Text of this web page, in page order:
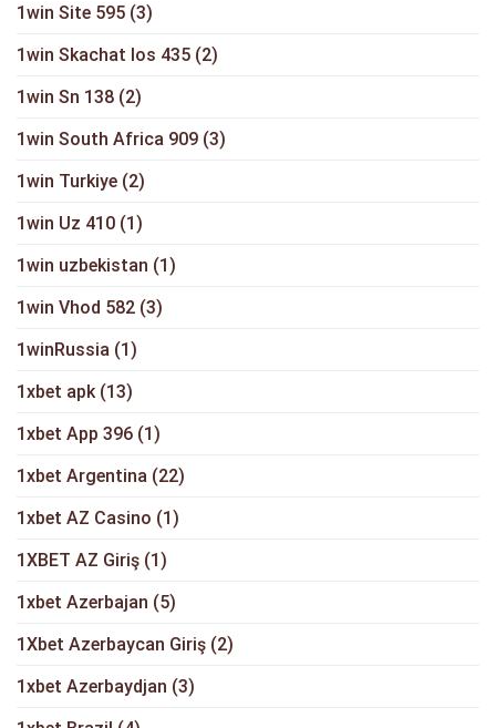
1win Site 595 (3)
1win Skachat Ios 435 (2)
1win Sn 138 (2)
1win South Africa 909 (3)
1win Turkiye (2)
1win Uz 410 (1)
1win uzbekistan (1)
1win Vhod 582 (3)
1winRussia (1)
1xbet apk (13)
1xbet App 396 (1)
1xbet Argentina (22)
1xbet AZ Casino (1)
1XBET AZ Giriş (1)
1xbet Azerbajan (5)
1Xbet Azerbaycan Giriş (2)
1xbet Azerbaydjan (3)